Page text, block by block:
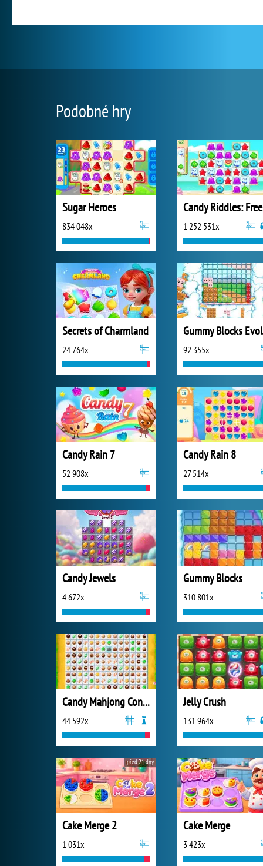
Podobné hry
Sugar Heroes
834 048x 1 252 531x
Secrets of Charmland
24 764x 92 355x
Candy Rain 7
52 908x
Candy Rain 8
27 514x
Candy Jewels
4 672x
Gummy Blocks
310 801x
Candy Mahjong Connect
44 592x
Jelly Crush
131 964x
Cake Merge 2
1 031x
před 21 dny
Cake Merge
3 423x